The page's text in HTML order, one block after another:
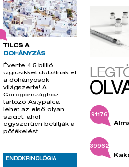
TILOS A
DOHÁNYZÁS
Évente 4,5 billió
cigicsikket dobálnak el
a dohányosok
világszerte! A
Görögországhoz
tartozó Astypalea
lehet az első olyan
sziget, ahol
egyszerűen betiltják a
pöfékelést.
ENDOKRINOLÓGIA
91176
39962